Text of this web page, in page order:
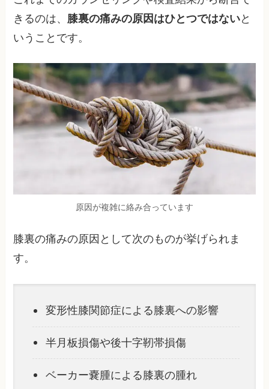
きるのは、 膝裏の痛みの原因はひとつではないと
いうことです。
原因が複雑に絡み合っています
膝裏の痛みの原因として次のものが挙げられま
す。
変形性膝関節症による膝裏への影響
半月板損傷や後十字靭帯損傷
ベーカー嚢腫による膝裏の腫れ